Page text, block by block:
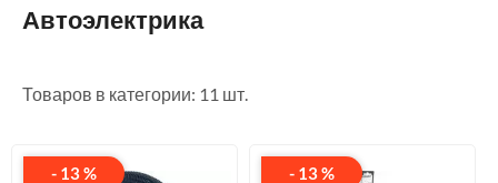
Автоэлектрика
Товаров в категории: 11 шт.
- 13 % - 13 %